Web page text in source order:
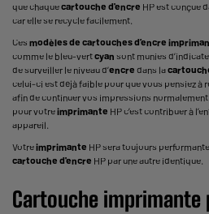
que chaquecartouche d'encre HP est conçue
car elle se recycle facilement.
Ces modèles de cartouches d’encre
comme le bleu-vertcyan sont munies
de surveiller le niveau d’encre dans la
celui-ci est déjà faible pour que vous pensiez à
afin de continuer vos impressions
pour votreimprimante HP c’est contribuer à
appareil.
Votreimprimante HP sera toujours
cartouche d'encre HP par une autre identique.
Cartouche imprimante